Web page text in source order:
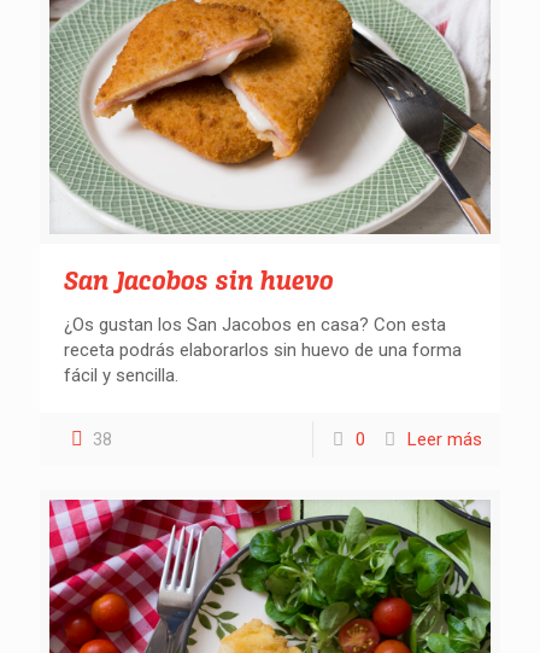
San Jacobos sin huevo
¿Os gustan los San Jacobos en casa? Con esta
receta podrás elaborarlos sin huevo de una forma
fácil y sencilla.
38 0 Leer más